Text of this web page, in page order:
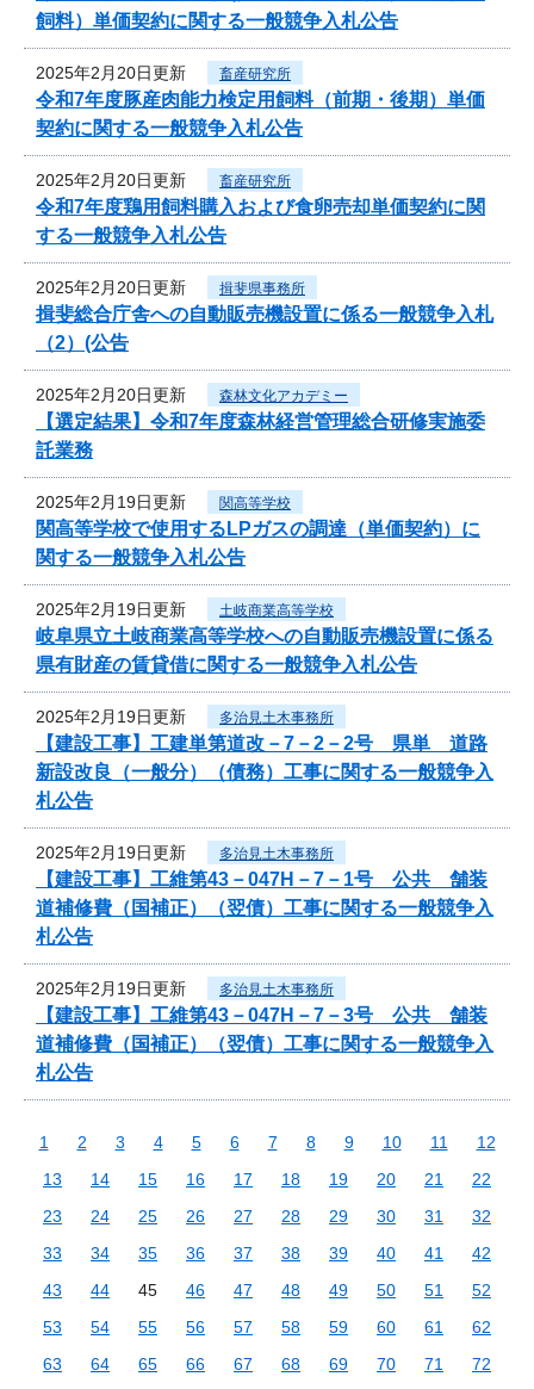
飼料）単価契約に関する一般競争入札公告
2025年2月20日更新 畜産研究所
令和7年度豚産肉能力検定用飼料（前期・後期）単価
契約に関する一般競争入札公告
2025年2月20日更新 畜産研究所
令和7年度鶏用飼料購入および食卵売却単価契約に関
する一般競争入札公告
2025年2月20日更新 揖斐県事務所
揖斐総合庁舎への自動販売機設置に係る一般競争入札
（2）(公告
2025年2月20日更新 森林文化アカデミー
【選定結果】令和7年度森林経営管理総合研修実施委
託業務
2025年2月19日更新 関高等学校
関高等学校で使用するLPガスの調達（単価契約）に
関する一般競争入札公告
2025年2月19日更新 土岐商業高等学校
岐阜県立土岐商業高等学校への自動販売機設置に係る
県有財産の賃貸借に関する一般競争入札公告
2025年2月19日更新 多治見土木事務所
【建設工事】工建単第道改－7－2－2号 県単 道路
新設改良（一般分）（債務）工事に関する一般競争入
札公告
2025年2月19日更新 多治見土木事務所
【建設工事】工維第43－047H－7－1号 公共 舗装
道補修費（国補正）（翌債）工事に関する一般競争入
札公告
2025年2月19日更新 多治見土木事務所
【建設工事】工維第43－047H－7－3号 公共 舗装
道補修費（国補正）（翌債）工事に関する一般競争入
札公告
1 2 3 4 5 6 7 8 9 10 11
12
13
14 15 16 17 18 19 20 21
22
23
24 25 26 27 28 29 30 31
32
33
34 35 36 37 38 39 40 41
42
43
44 45 46 47 48 49 50 51
52
53
54 55 56 57 58 59 60 61
62
63
64 65 66 67 68 69 70 71
72